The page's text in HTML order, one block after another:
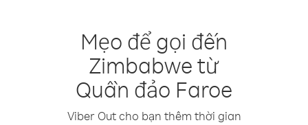
Mẹo để gọi đến
Zimbabwe từ
Quần đảo Faroe
Viber Out cho bạn thêm thời gian